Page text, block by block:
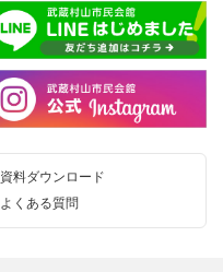
資料ダウンロード
よくある質問